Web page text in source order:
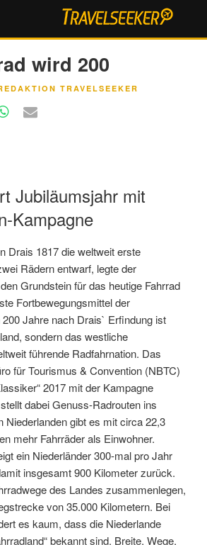
wird 200
TRAVELSEEKER
Jubiläumsjahr mit
Kampagne
Drais 1817 die weltweit erste
Rädern entwarf, legte der
Grundstein für das heutige Fahrrad
Fortbewegungsmittel der
200 Jahre nach Drais` Erfindung ist
sondern das westliche
führende Radfahrnation. Das
für Tourismus & Convention (NBTC)
2017 mit der Kampagne
dabei Genuss-Radrouten ins
Niederlanden gibt es mit circa 22,3
mehr Fahrräder als Einwohner.
ein Niederländer 300-mal pro Jahr
insgesamt 900 Kilometer zurück.
des Landes zusammenlegen,
von 35.000 Kilometern. Bei
es kaum, dass die Niederlande
bekannt sind. Breite, Wege,